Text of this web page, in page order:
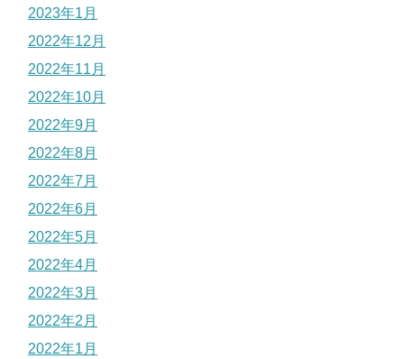
2023年1月
2022年12月
2022年11月
2022年10月
2022年9月
2022年8月
2022年7月
2022年6月
2022年5月
2022年4月
2022年3月
2022年2月
2022年1月